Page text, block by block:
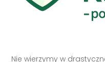
Nie wierzymy w